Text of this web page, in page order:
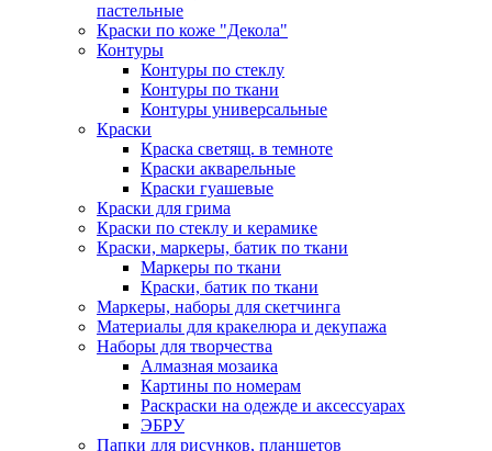
пастельные
Краски по коже "Декола"
Контуры
Контуры по стеклу
Контуры по ткани
Контуры универсальные
Краски
Краска светящ. в темноте
Краски акварельные
Краски гуашевые
Краски для грима
Краски по стеклу и керамике
Краски, маркеры, батик по ткани
Маркеры по ткани
Краски, батик по ткани
Маркеры, наборы для скетчинга
Материалы для кракелюра и декупажа
Наборы для творчества
Алмазная мозаика
Картины по номерам
Раскраски на одежде и аксессуарах
ЭБРУ
Папки для рисунков, планшетов